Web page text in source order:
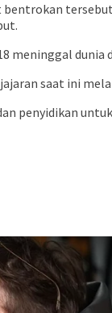
bentrokan
meninggal
saat ini
penyidikan